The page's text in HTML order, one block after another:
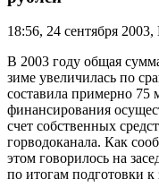
18:56, 24 сентября
В 2003 году общая
зиме увеличилась по
составила примерно 75
финансирования
счет собственных
горводоканала. Как
этом говорилось на
по итогам подготовки к